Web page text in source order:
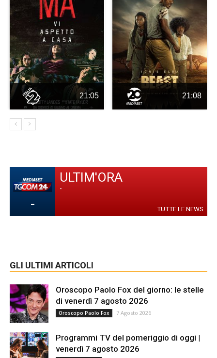
21:05 21:08
-
ULTIM'ORA
-
TUTTE LE NEWS
GLI ULTIMI ARTICOLI
Oroscopo Paolo Fox del giorno: le stelle
di venerdì 7 agosto 2026
Oroscopo Paolo Fox 7 Agosto 2026
Programmi TV del pomeriggio di oggi |
venerdì 7 agosto 2026